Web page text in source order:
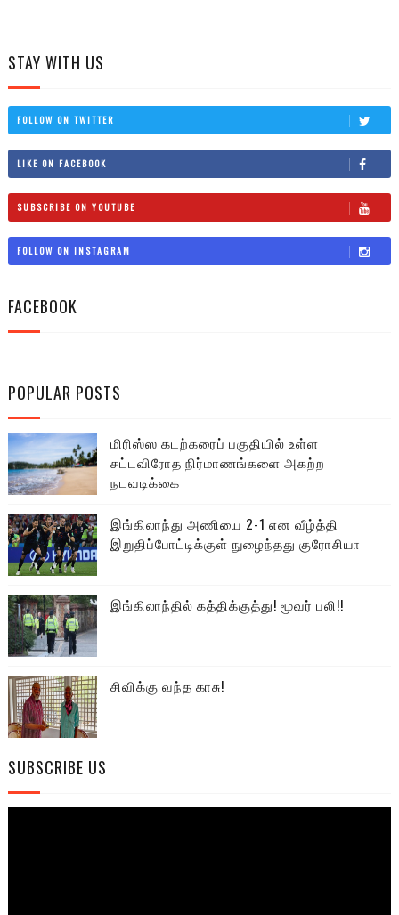
STAY WITH US
FOLLOW ON TWITTER
LIKE ON FACEBOOK
SUBSCRIBE ON YOUTUBE
FOLLOW ON INSTAGRAM
FACEBOOK
POPULAR POSTS
மிரிஸ்ஸ கடற்கரைப் பகுதியில் உள்ள
சட்டவிரோத நிர்மாணங்களை அகற்ற
நடவடிக்கை
இங்கிலாந்து அணியை 2-1 என வீழ்த்தி
இறுதிப்போட்டிக்குள் நுழைந்தது குரோசியா
இங்கிலாந்தில் கத்திக்குத்து! மூவர் பலி!!
சிவிக்கு வந்த காசு!
SUBSCRIBE US